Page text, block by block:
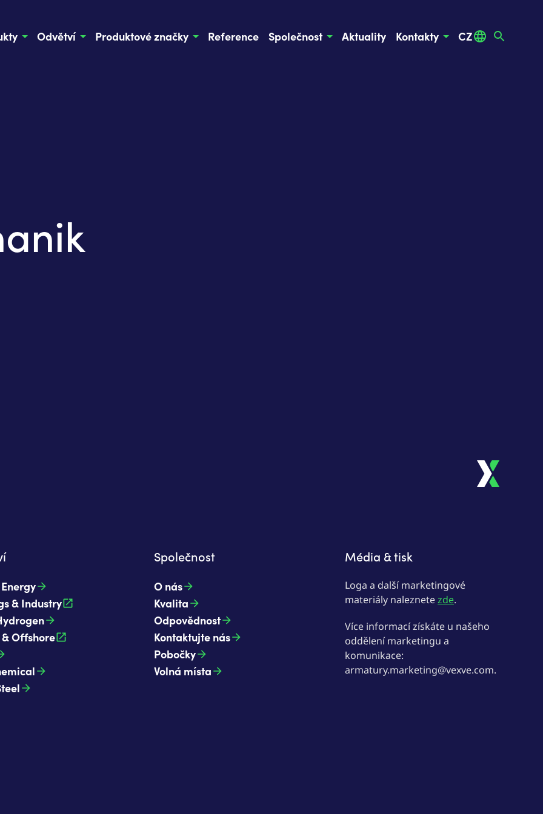
Odvětví Produktové značky Reference Společnost Aktuality Kontakty CZ
& Industry
Offshore
Společnost
O nás
Kvalita
Odpovědnost
Kontaktujte nás
Pobočky
Volná místa
Média & tisk
Loga a další marketingové
materiály naleznetezde.
Více informací získáte u našeho
oddělení marketingu a
komunikace:
armatury.marketing@vexve.com.